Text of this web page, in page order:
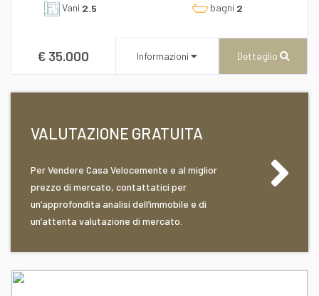
Desidero Visionare L'Immobile
Vani 2.5 bagni 2
€ 35.000 Informazioni Dettaglio
CENTURY 21 AZ Immobiliare
Corso Umberto I, 196/A
Recapito telefonico
VALUTAZIONE GRATUITA
Per Vendere Casa Velocemente e al miglior
prezzo di mercato, contattatici per
un’approfondita analisi dell’immobile e di
un’attenta valutazione di mercato.